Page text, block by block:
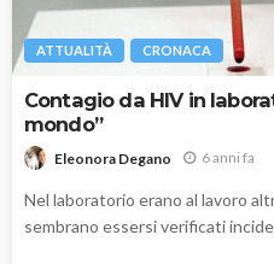
ATTUALITÀ CRONACA
Contagio da HIV in
mondo”
Eleonora Degano 6 anni fa
Nel laboratorio erano al lavoro
sembrano essersi verificati